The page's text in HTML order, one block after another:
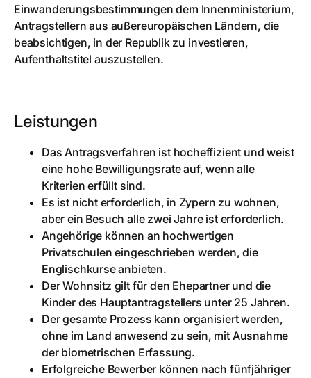
Einwanderungsbestimmungen dem Innenministerium,
Antragstellern aus außereuropäischen Ländern, die
beabsichtigen, in der Republik zu investieren,
Aufenthaltstitel auszustellen.
Leistungen
Das Antragsverfahren ist hocheffizient und weist
eine hohe Bewilligungsrate auf, wenn alle
Kriterien erfüllt sind.
Es ist nicht erforderlich, in Zypern zu wohnen,
aber ein Besuch alle zwei Jahre ist erforderlich.
Angehörige können an hochwertigen
Privatschulen eingeschrieben werden, die
Englischkurse anbieten.
Der Wohnsitz gilt für den Ehepartner und die
Kinder des Hauptantragstellers unter 25 Jahren.
Der gesamte Prozess kann organisiert werden,
ohne im Land anwesend zu sein, mit Ausnahme
der biometrischen Erfassung.
Erfolgreiche Bewerber können nach fünfjähriger